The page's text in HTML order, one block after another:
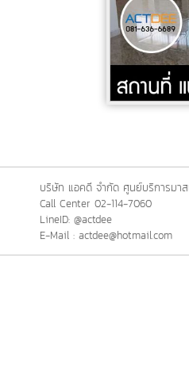
บริษัท แอคดี จำกัด ศูนย์บริการมาส
Call Center 02-114-7060
LineID: @actdee
E-Mail : actdee@hotmail.com